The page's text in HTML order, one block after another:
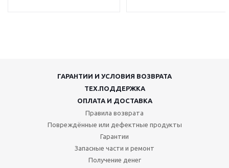
ГАРАНТИИ И УСЛОВИЯ ВОЗВРАТА
ТЕХ.ПОДДЕРЖКА
ОПЛАТА И ДОСТАВКА
Правила возврата
Повреждённые или дефектные продукты
Гарантии
Запасные части и ремонт
Получение денег